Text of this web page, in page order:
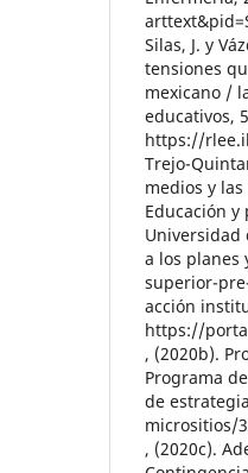
Silas, J. y
tensiones
mexicano /
educativos,
https://
Trejo-
medios y
Educación
Universidad
a los planes
superior-
acción
https://
, (2020b).
Programa
de
micrositios/
, (2020c).